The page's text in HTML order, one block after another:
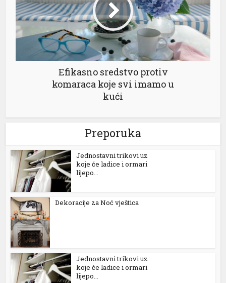
Efikasno sredstvo protiv
komaraca koje svi imamo u
kući
Preporuka
Jednostavni trikovi uz
koje će ladice i ormari
lijepo...
Dekoracije za Noć vještica
Jednostavni trikovi uz
koje će ladice i ormari
lijepo...